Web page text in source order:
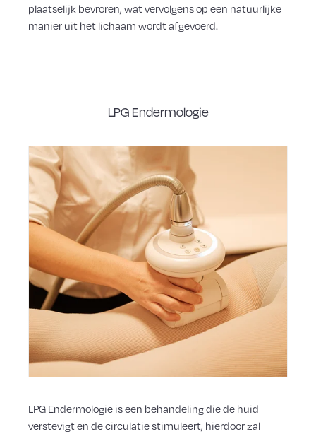
plaatselijk bevroren, wat vervolgens op een natuurlijke
manier uit het lichaam wordt afgevoerd.
LPG Endermologie
LPG Endermologie is een behandeling die de huid
verstevigt en de circulatie stimuleert, hierdoor zal